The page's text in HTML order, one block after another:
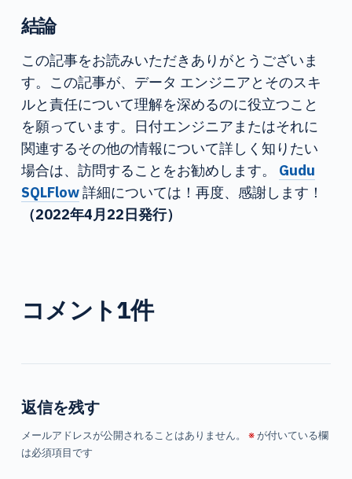
結論
この記事をお読みいただきありがとうございま
す。この記事が、データ エンジニアとそのスキ
ルと責任について理解を深めるのに役立つこと
を願っています。日付エンジニアまたはそれに
関連するその他の情報について詳しく知りたい
場合は、訪問することをお勧めします。 Gudu
SQLFlow詳細については！再度、感謝します！
（2022年4月22日発行）
コメント1件
返信を残す
メールアドレスが公開されることはありません。 ※が付いている欄
は必須項目です